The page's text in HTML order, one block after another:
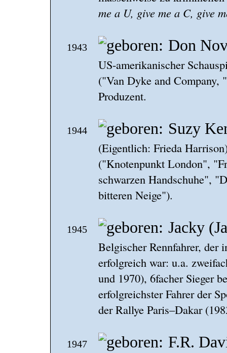
me a U, give me a C, give
1943 Don
US-amerikanischer
("Van Dyke and Company,
Produzent.
1944 Suzy
(Eigentlich: Frieda
("Knotenpunkt London",
schwarzen Handschuhe",
bitteren Neige").
1945 Jacky
Belgischer Rennfahrer, der
erfolgreich war: u.a.
und 1970), 6facher Sieger
erfolgreichster Fahrer der
der Rallye Paris–Dakar
1947 F.R.